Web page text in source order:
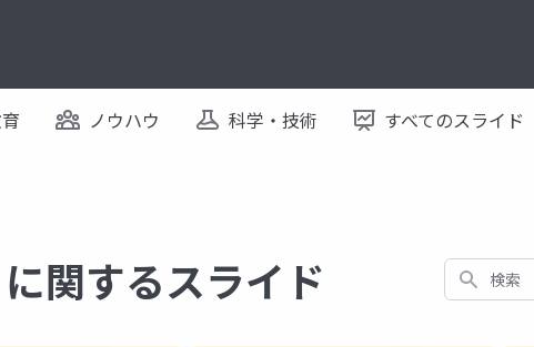
ノウハウ 科学・技術 すべてのスライド
関するスライド 検索